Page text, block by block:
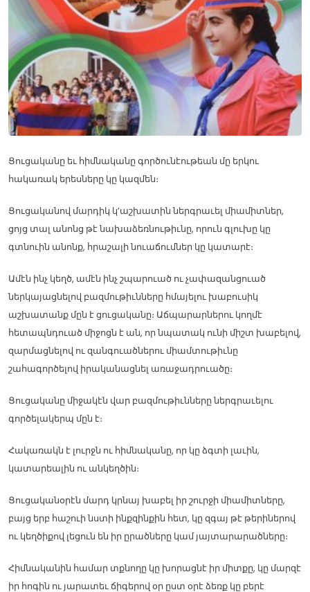
Ցուցականը եւ հիմնականը գործունէութեան մը երկու
հակառակ երեսները կը կազմեն։
Ցուցականով մարդիկ կ’աշխատին ներգրաւել միամիտներ,
ցոյց տալ անոնց թէ նախաձեռնութիւնը, որուն գլուխը կը
գտնուին անոնք, հրաշալի նուաճումներ կը կատարէ։
Ամէն ինչ կեղծ, ամէն ինչ շպարուած ու չափազանցուած
ներկայացնելով բազմութիւնները հմայելու խաբուսիկ
աշխատանք մըն է ցուցականը։ Աճպարարներու կողմէ
հետապնդուած միջոցն է ան, որ նպատակ ունի միշտ խաբելով,
զարմացնելով ու զանգուածներու միամտութիւնը
շահագործելով իրականացնել առաջադրուածը։
Ցուցականը միջակէն վար բազմութիւնները ներգրաւելու
գործելակերպ մըն է։
Հակառակն է լուրջն ու հիմնականը, որ կը ձգտի լաւին,
կատարեալին ու անկեղծին։
Ցուցականօրէն մարդ կրնայ խաբել իր շուրջի միամիտները,
բայց երբ հաշուի նստի ինքզինքին հետ, կը զգայ թէ թերիներով
ու կեղծիքով լեցուն են իր ըրածները կամ յայտարարածները։
Հիմնականին համար տքնողը կը խորացնէ իր միտքը, կը մարզէ
իր հոգին ու յարատեւ ճիգերով օր ըստ օրէ ձեռք կը բերէ